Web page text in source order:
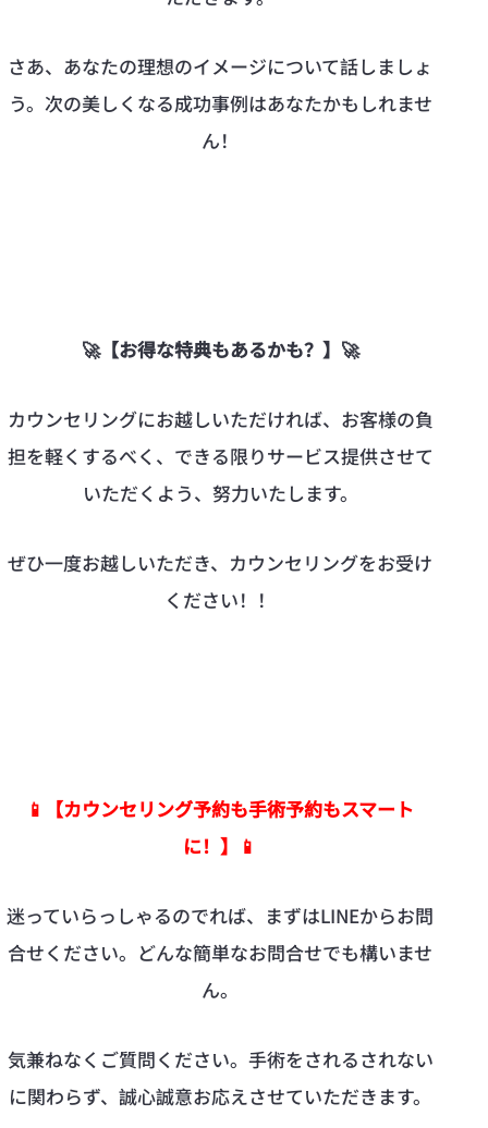
さあ、あなたの理想のイメージについて話しましょ
う。次の美しくなる成功事例はあなたかもしれませ
ん！
🚀【お得な特典もあるかも？】🚀
カウンセリングにお越しいただければ、お客様の負
担を軽くするべく、できる限りサービス提供させて
いただくよう、努力いたします。
ぜひ一度お越しいただき、カウンセリングをお受け
ください！！
📱【カウンセリング予約も手術予約もスマート
に！】📱
迷っていらっしゃるのでれば、まずはLINEからお問
合せください。どんな簡単なお問合せでも構いませ
ん。
気兼ねなくご質問ください。手術をされるされない
に関わらず、誠心誠意お応えさせていただきます。